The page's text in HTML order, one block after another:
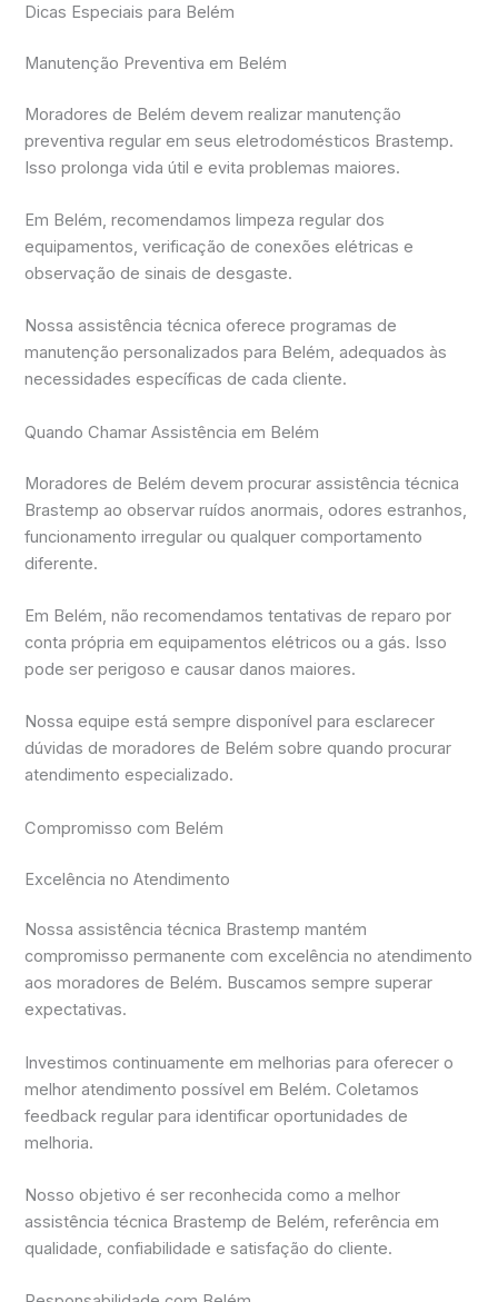
Dicas Especiais para Belém
Manutenção Preventiva em Belém
Moradores de Belém devem realizar manutenção
preventiva regular em seus eletrodomésticos Brastemp.
Isso prolonga vida útil e evita problemas maiores.
Em Belém, recomendamos limpeza regular dos
equipamentos, verificação de conexões elétricas e
observação de sinais de desgaste.
Nossa assistência técnica oferece programas de
manutenção personalizados para Belém, adequados às
necessidades específicas de cada cliente.
Quando Chamar Assistência em Belém
Moradores de Belém devem procurar assistência técnica
Brastemp ao observar ruídos anormais, odores estranhos,
funcionamento irregular ou qualquer comportamento
diferente.
Em Belém, não recomendamos tentativas de reparo por
conta própria em equipamentos elétricos ou a gás. Isso
pode ser perigoso e causar danos maiores.
Nossa equipe está sempre disponível para esclarecer
dúvidas de moradores de Belém sobre quando procurar
atendimento especializado.
Compromisso com Belém
Excelência no Atendimento
Nossa assistência técnica Brastemp mantém
compromisso permanente com excelência no atendimento
aos moradores de Belém. Buscamos sempre superar
expectativas.
Investimos continuamente em melhorias para oferecer o
melhor atendimento possível em Belém. Coletamos
feedback regular para identificar oportunidades de
melhoria.
Nosso objetivo é ser reconhecida como a melhor
assistência técnica Brastemp de Belém, referência em
qualidade, confiabilidade e satisfação do cliente.